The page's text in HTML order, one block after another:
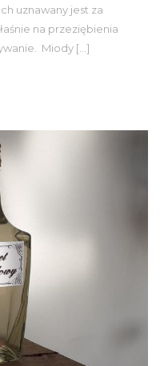
uznawany jest za
na przeziębienia
Miody […]